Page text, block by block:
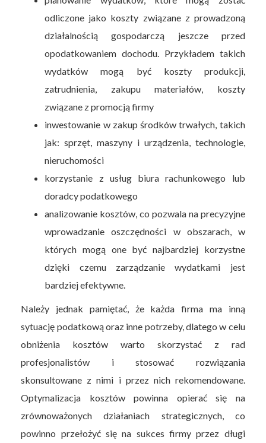
odliczone jako koszty związane z prowadzoną
działalnością gospodarczą jeszcze przed
opodatkowaniem dochodu. Przykładem takich
wydatków mogą być koszty produkcji,
zatrudnienia, zakupu materiałów, koszty
związane z promocją firmy
inwestowanie w zakup środków trwałych, takich
jak: sprzęt, maszyny i urządzenia, technologie,
nieruchomości
korzystanie z usług biura rachunkowego lub
doradcy podatkowego
analizowanie kosztów, co pozwala na precyzyjne
wprowadzanie oszczędności w obszarach, w
których mogą one być najbardziej korzystne
dzięki czemu zarządzanie wydatkami jest
bardziej efektywne.
Należy jednak pamiętać, że każda firma ma inną
sytuację podatkową oraz inne potrzeby, dlatego w celu
obniżenia kosztów warto skorzystać z rad
profesjonalistów i stosować rozwiązania
skonsultowane z nimi i przez nich rekomendowane.
Optymalizacja kosztów powinna opierać się na
zrównoważonych działaniach strategicznych, co
powinno przełożyć się na sukces firmy przez długi